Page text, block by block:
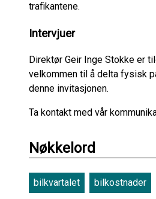
trafikantene.
Intervjuer
Direktør Geir Inge Stokke er
velkommen til å delta fysisk
denne invitasjonen.
Ta kontakt med vår
Nøkkelord
bilkvartalet bilkostnader